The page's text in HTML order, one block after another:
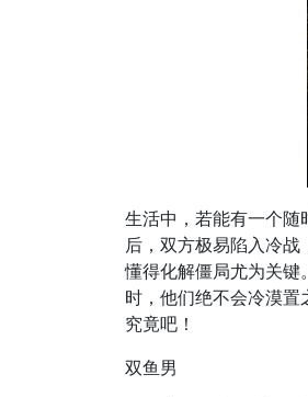
生活中，若能有一个
后，双方极易陷入冷
懂得化解僵局尤为关键
时，他们绝不会冷漠
究竟吧！
双鱼男